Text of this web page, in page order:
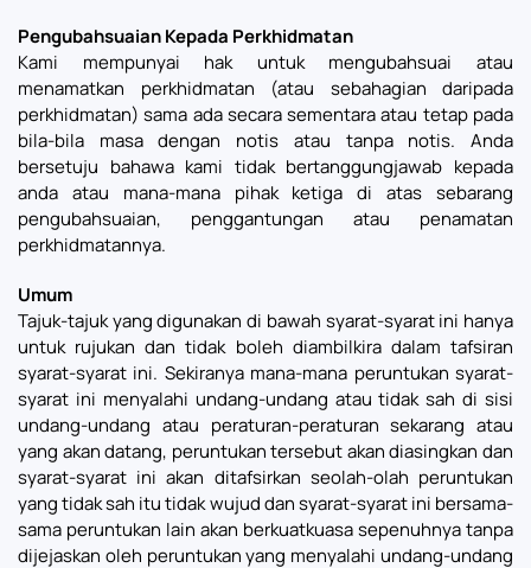
Pengubahsuaian Kepada Perkhidmatan
Kami mempunyai hak untuk mengubahsuai atau
menamatkan perkhidmatan (atau sebahagian daripada
perkhidmatan) sama ada secara sementara atau tetap pada
bila-bila masa dengan notis atau tanpa notis. Anda
bersetuju bahawa kami tidak bertanggungjawab kepada
anda atau mana-mana pihak ketiga di atas sebarang
pengubahsuaian, penggantungan atau penamatan
perkhidmatannya.
Umum
Tajuk-tajuk yang digunakan di bawah syarat-syarat ini hanya
untuk rujukan dan tidak boleh diambilkira dalam tafsiran
syarat-syarat ini. Sekiranya mana-mana peruntukan syarat-
syarat ini menyalahi undang-undang atau tidak sah di sisi
undang-undang atau peraturan-peraturan sekarang atau
yang akan datang, peruntukan tersebut akan diasingkan dan
syarat-syarat ini akan ditafsirkan seolah-olah peruntukan
yang tidak sah itu tidak wujud dan syarat-syarat ini bersama-
sama peruntukan lain akan berkuatkuasa sepenuhnya tanpa
dijejaskan oleh peruntukan yang menyalahi undang-undang